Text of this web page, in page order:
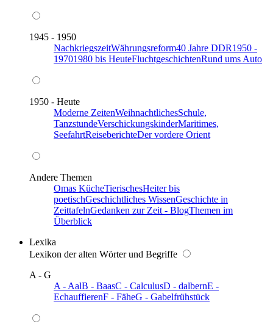
1945 - 1950
NachkriegszeitWährungsreform40 Jahre DDR1950 -
19701980 bis HeuteFluchtgeschichtenRund ums Auto
1950 - Heute
Moderne ZeitenWeihnachtlichesSchule,
TanzstundeVerschickungskinderMaritimes,
SeefahrtReiseberichteDer vordere Orient
Andere Themen
Omas KücheTierischesHeiter bis
poetischGeschichtliches WissenGeschichte in
ZeittafelnGedanken zur Zeit - BlogThemen im
Überblick
Lexika
Lexikon der alten Wörter und Begriffe
A - G
A - AalB - BaasC - CalculusD - dalbernE -
EchauffierenF - FäheG - Gabelfrühstück